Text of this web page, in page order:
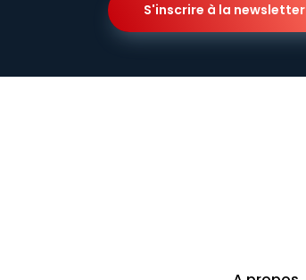
S'inscrire à la newsletter